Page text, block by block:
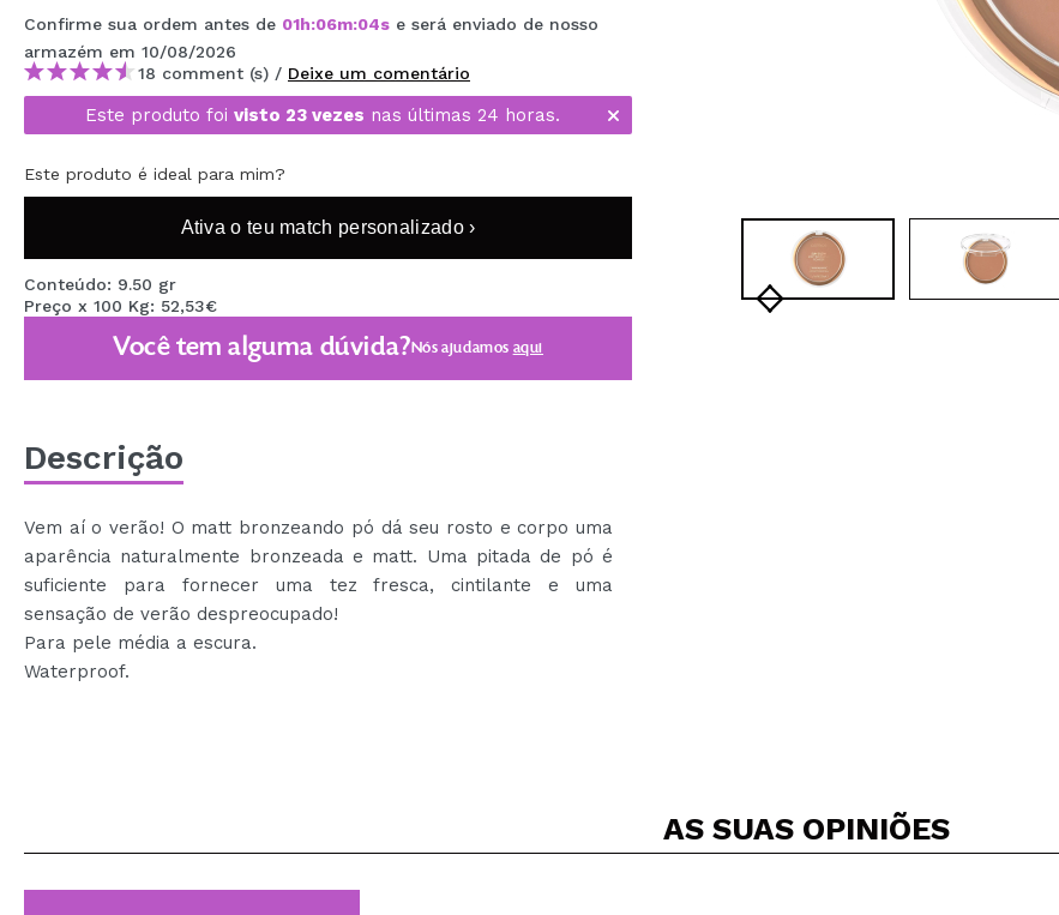
MAQUIFARMA
KOREA ZONE
TRAVEL SIZE
NATURE
DESCONTOS
OUTLET
ELES VOLTARAM!
EM BREVE
Confirme sua ordem antes de 01h:06m:03se será enviado de nosso
armazém em 10/08/2026
18 comment (s) / Deixe um comentário
Este produto foi visto 23 vezes nas últimas 24 horas.
Este produto é ideal para mim?
Ativa o teu match personalizado ›
Conteúdo: 9.50 gr
Preço x 100 Kg: 52,53€
Você tem alguma dúvida?Nós ajudamos aqui
Descrição
Vem aí o verão! O matt bronzeando pó dá seu rosto e corpo uma
aparência naturalmente bronzeada e matt. Uma pitada de pó é
suficiente para fornecer uma tez fresca, cintilante e uma
sensação de verão despreocupado!
Para pele média a escura.
Waterproof.
AS SUAS OPINIÕES